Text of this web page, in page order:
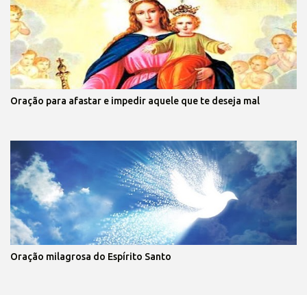
Oração para afastar e impedir aquele que te deseja mal
Oração milagrosa do Espírito Santo